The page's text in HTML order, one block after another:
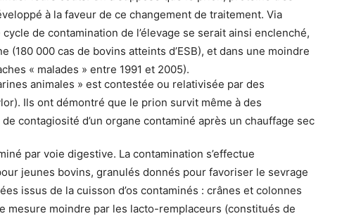
à la faveur de ce changement de traitement. Via
de contamination de l’élevage se serait ainsi enclenché,
(180 000 cas de bovins atteints d’ESB), et dans une moindre
« malades » entre 1991 et 2005).
animales » est contestée ou relativisée par des
Ils ont démontré que le prion survit même à des
contagiosité d’un organe contaminé après un chauffage sec
par voie digestive. La contamination s’effectue
jeunes bovins, granulés donnés pour favoriser le sevrage
issus de la cuisson d’os contaminés : crânes et colonnes
mesure moindre par les lacto-remplaceurs (constitués de